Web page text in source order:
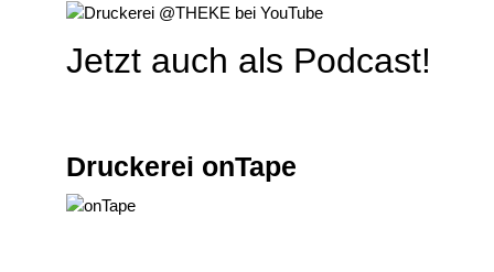
Jetzt auch als Podcast!
Druckerei onTape